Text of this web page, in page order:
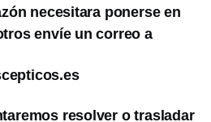
necesitara ponerse en
envíe un correo a
resolver o trasladar